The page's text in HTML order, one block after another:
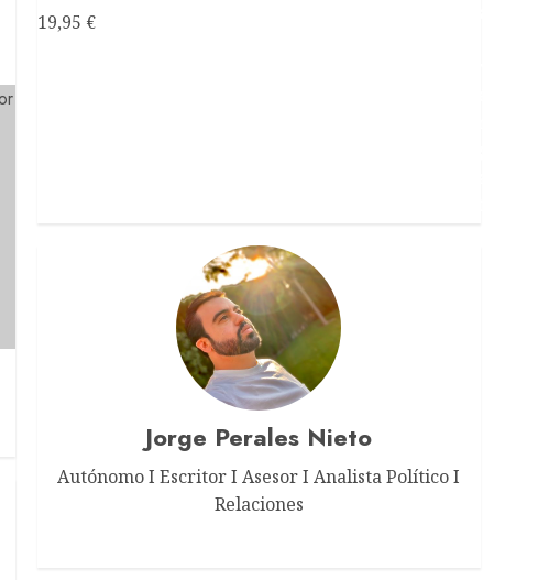
19,95 €
Jorge Perales Nieto
Autónomo I Escritor I Asesor I Analista Político I
Relaciones